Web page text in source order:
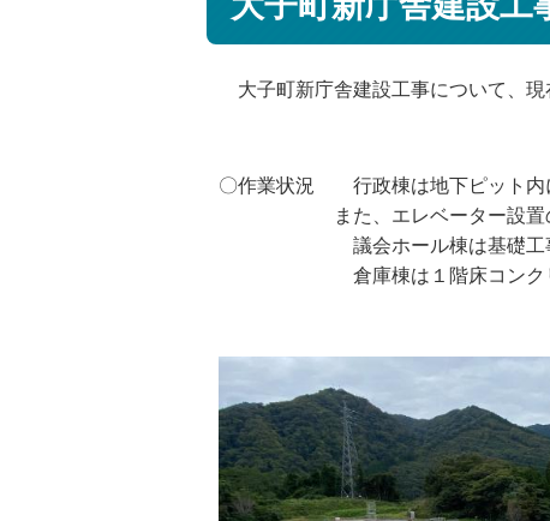
大子町新庁舎建設工事について、現
〇作業状況 行政棟は地下ピット内
また、エレベーター設置のた
議会ホール棟は基礎工事が終
倉庫棟は１階床コンクリート